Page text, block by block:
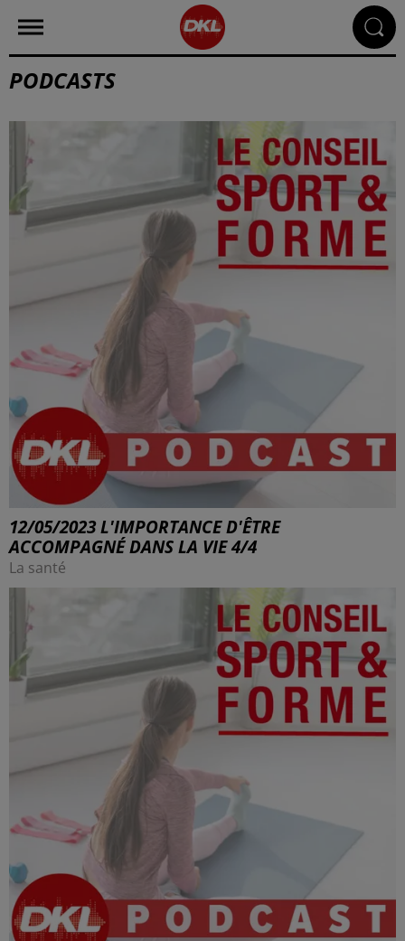
PODCASTS
12/05/2023 L'IMPORTANCE D'ÊTRE
ACCOMPAGNÉ DANS LA VIE 4/4
La santé